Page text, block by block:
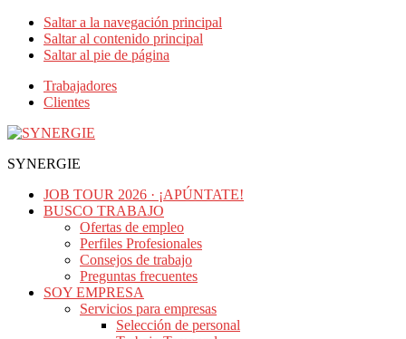
Saltar a la navegación principal
Saltar al contenido principal
Saltar al pie de página
Trabajadores
Clientes
SYNERGIE
JOB TOUR 2026 · ¡APÚNTATE!
BUSCO TRABAJO
Ofertas de empleo
Perfiles Profesionales
Consejos de trabajo
Preguntas frecuentes
SOY EMPRESA
Servicios para empresas
Selección de personal